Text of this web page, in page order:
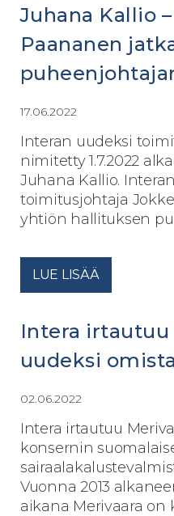
Juhana Kallio
Paananen
17.06.2022
Interan uudeksi
nimitetty 1.7.2022
Juhana Kallio.
toimitusjohtaja
yhtiön hallituksen
LUE LISÄÄ
Intera irtautuu
uudeksi
02.06.2022
Intera irtautuu
konsernin
Vuonna 2013
aikana Merivaara on